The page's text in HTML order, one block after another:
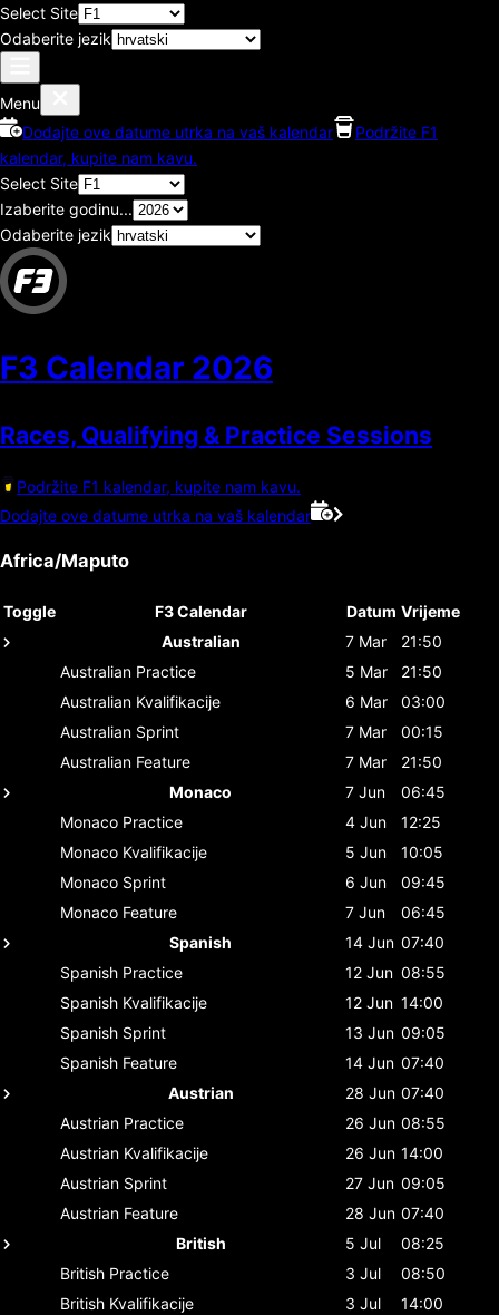
Select Site
Odaberite jezik
Menu
Dodajte ove datume utrka na vaš kalendar
Podržite F1
kalendar, kupite nam kavu.
Select Site
Izaberite godinu...
Odaberite jezik
F3 Calendar 2026
Races, Qualifying & Practice Sessions
Podržite F1 kalendar, kupite nam kavu.
Dodajte ove datume utrka na vaš kalendar
Africa/Maputo
Toggle F3 Calendar Datum Vrijeme
Australian
7 Mar
21:50
Australian Practice 5 Mar
21:50
Australian Kvalifikacije 6 Mar
03:00
Australian Sprint 7 Mar
00:15
Australian Feature 7 Mar
21:50
Monaco
7 Jun
06:45
Monaco Practice 4 Jun
12:25
Monaco Kvalifikacije 5 Jun
10:05
Monaco Sprint 6 Jun
09:45
Monaco Feature 7 Jun
06:45
Spanish
14 Jun 07:40
Spanish Practice 12 Jun 08:55
Spanish Kvalifikacije 12 Jun 14:00
Spanish Sprint 13 Jun 09:05
Spanish Feature 14 Jun 07:40
Austrian
28 Jun 07:40
Austrian Practice 26 Jun 08:55
Austrian Kvalifikacije 26 Jun 14:00
Austrian Sprint 27 Jun 09:05
Austrian Feature 28 Jun 07:40
British
5 Jul
08:25
British Practice 3 Jul
08:50
British Kvalifikacije 3 Jul
14:00